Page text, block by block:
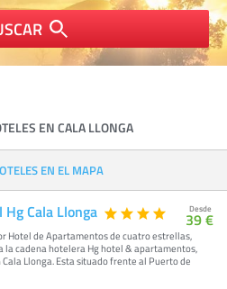
EN CALA LLONGA
EN EL MAPA
Cala Llonga
Hotel de Apartamentos de cuatro estrellas,
la cadena hotelera Hg hotel & apartamentos,
Llonga. Esta situado frente al Puerto de
Desde
39 €